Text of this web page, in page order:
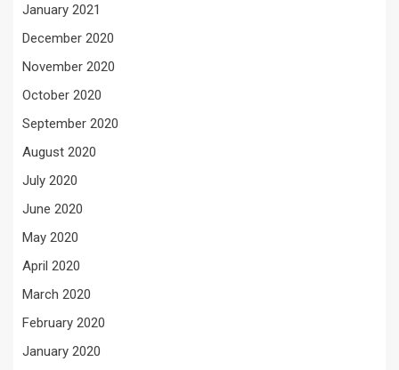
January 2021
December 2020
November 2020
October 2020
September 2020
August 2020
July 2020
June 2020
May 2020
April 2020
March 2020
February 2020
January 2020